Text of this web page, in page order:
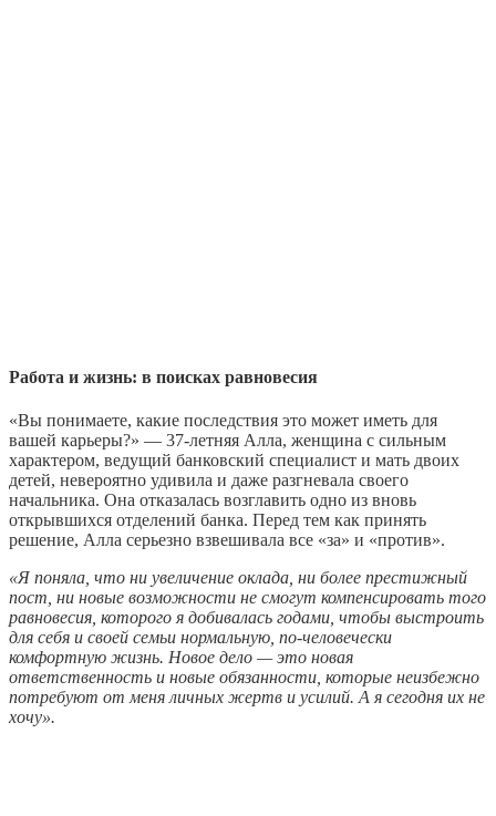
Работа и жизнь: в поисках равновесия
«Вы понимаете, какие последствия это может иметь для
вашей карьеры?» — 37-летняя Алла, женщина с сильным
характером, ведущий банковский специалист и мать двоих
детей, невероятно удивила и даже разгневала своего
начальника. Она отказалась возглавить одно из вновь
открывшихся отделений банка. Перед тем как принять
решение, Алла серьезно взвешивала все «за» и «против».
«Я поняла, что ни увеличение оклада, ни более престижный
пост, ни новые возможности не смогут компенсировать того
равновесия, которого я добивалась годами, чтобы выстроить
для себя и своей семьи нормальную, по-человечески
комфортную жизнь. Новое дело — это новая
ответственность и новые обязанности, которые неизбежно
потребуют от меня личных жертв и усилий. А я сегодня их не
хочу».